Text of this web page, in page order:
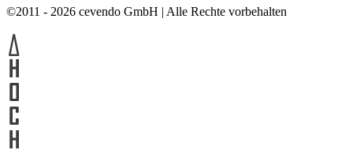
©2011 - 2026 cevendo GmbH | Alle Rechte vorbehalten